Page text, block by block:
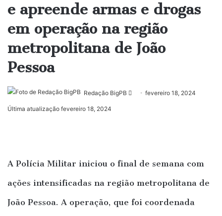
e apreende armas e drogas
em operação na região
metropolitana de João
Pessoa
Redação BigPB
Mandefevereiro 18, 2024
Última atualização fevereiro 18, 2024
A Polícia Militar iniciou o final de semana com
ações intensificadas na região metropolitana de
João Pessoa. A operação, que foi coordenada